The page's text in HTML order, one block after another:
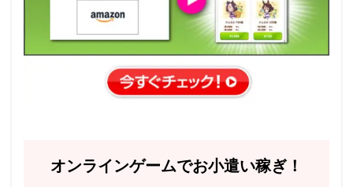
オンラインゲームでお小遣い稼ぎ！